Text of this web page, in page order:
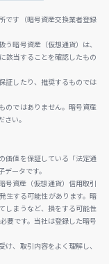
です（暗号資産交換業者登録
暗号資産（仮想通貨）は、
該当することを確認したもの
証したり、推奨するものでは
のではありません。暗号資産
い。
価値を保証している「法定通
ータです。
号資産（仮想通貨）信用取引
生する可能性があります。暗
しまうなど、損をする可能性
要です。当社は登録した暗号
、取引内容をよく理解し、